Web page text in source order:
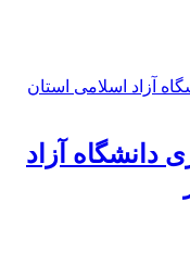
آزاد